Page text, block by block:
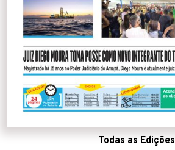
Todas as Edições